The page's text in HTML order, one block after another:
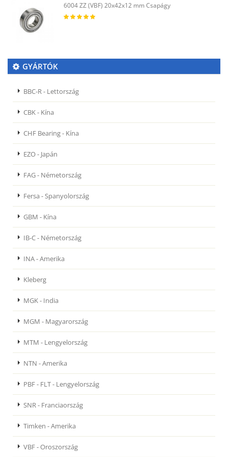
6004 ZZ (VBF) 20x42x12 mm Csapágy
GYÁRTÓK
BBC-R - Lettország
CBK - Kína
CHF Bearing - Kína
EZO - Japán
FAG - Németország
Fersa - Spanyolország
GBM - Kína
IB-C - Németország
INA - Amerika
Kleberg
MGK - India
MGM - Magyarország
MTM - Lengyelország
NTN - Amerika
PBF - FLT - Lengyelország
SNR - Franciaország
Timken - Amerika
VBF - Oroszország